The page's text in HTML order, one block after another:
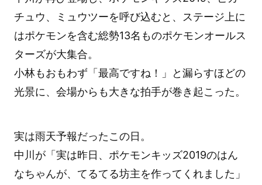
チュウ、ミュウツーを呼び込むと、ステージ上に
はポケモンを含む総勢13名ものポケモンオールス
ターズが大集合。
小林もおもわず「最高ですね！」と漏らすほどの
光景に、会場からも大きな拍手が巻き起こった。
実は雨天予報だったこの日。
中川が「実は昨日、ポケモンキッズ2019のはん
なちゃんが、てるてる坊主を作ってくれました」